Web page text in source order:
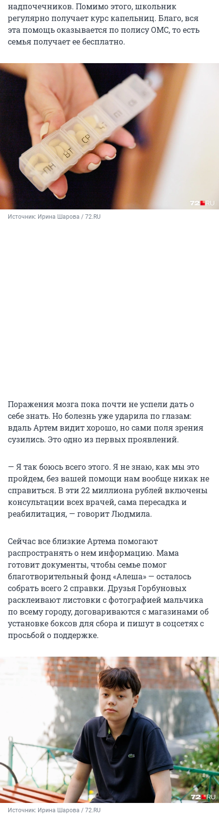
надпочечников. Помимо этого, школьник
регулярно получает курс капельниц. Благо, вся
эта помощь оказывается по полису ОМС, то есть
семья получает ее бесплатно.
Источник: Ирина Шарова / 72.RU
Поражения мозга пока почти не успели дать о
себе знать. Но болезнь уже ударила по глазам:
вдаль Артем видит хорошо, но сами поля зрения
сузились. Это одно из первых проявлений.
— Я так боюсь всего этого. Я не знаю, как мы это
пройдем, без вашей помощи нам вообще никак не
справиться. В эти 22 миллиона рублей включены
консультации всех врачей, сама пересадка и
реабилитация, — говорит Людмила.
Сейчас все близкие Артема помогают
распространять о нем информацию. Мама
готовит документы, чтобы семье помог
благотворительный фонд «Алеша» — осталось
собрать всего 2 справки. Друзья Горбуновых
расклеивают листовки с фотографией мальчика
по всему городу, договариваются с магазинами об
установке боксов для сбора и пишут в соцсетях с
просьбой о поддержке.
Источник: Ирина Шарова / 72.RU